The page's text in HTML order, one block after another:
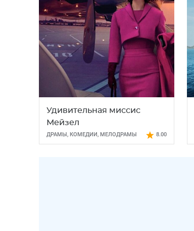
Удивительная миссис
Мейзел
ДРАМЫ , КОМЕДИИ, МЕЛОДРАМЫ 8.00